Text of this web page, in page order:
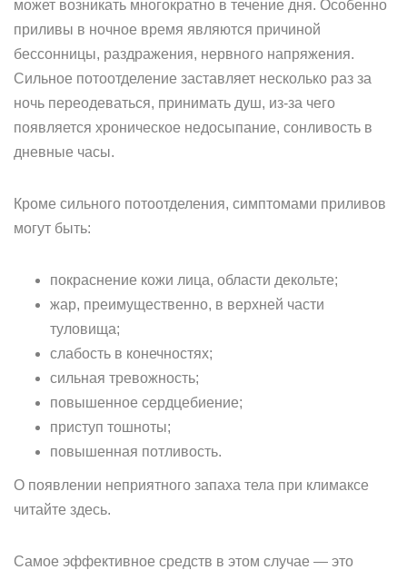
может возникать многократно в течение дня. Особенно
приливы в ночное время являются причиной
бессонницы, раздражения, нервного напряжения.
Сильное потоотделение заставляет несколько раз за
ночь переодеваться, принимать душ, из-за чего
появляется хроническое недосыпание, сонливость в
дневные часы.
Кроме сильного потоотделения, симптомами приливов
могут быть:
покраснение кожи лица, области декольте;
жар, преимущественно, в верхней части
туловища;
слабость в конечностях;
сильная тревожность;
повышенное сердцебиение;
приступ тошноты;
повышенная потливость.
О появлении неприятного запаха тела при климаксе
читайте здесь.
Самое эффективное средств в этом случае — это